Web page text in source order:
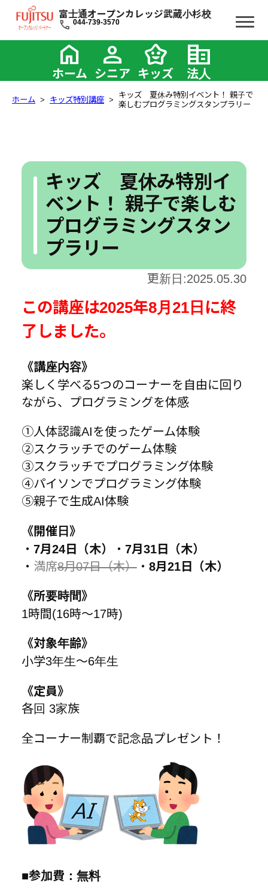
富士通オープンカレッジ武蔵小杉校
call 044-739-3570
home
ホーム
person
シニア
family_star
キッズ
corporate_fare
法人
ホーム キッズ特別講座
キッズ 夏休み特別イベント！ 親子で
楽しむプログラミングスタンプラリー
キッズ 夏休み特別イ
ベント！ 親子で楽しむ
プログラミングスタン
プラリー
更新日:2025.05.30
この講座は2025年8月21日に終
了しました。
《講座内容》
楽しく学べる5つのコーナーを自由に回り
ながら、プログラミングを体感
①人体認識AIを使ったゲーム体験
②スクラッチでのゲーム体験
③スクラッチでプログラミング体験
④パイソンでプログラミング体験
⑤親子で生成AI体験
《開催日》
・ 7月24日（木） ・ 7月31日（木）
・ 満席8月07日（木）・ 8月21日（木）
《所要時間》
1時間(16時～17時)
《対象年齢》
小学3年生～6年生
《定員》
各回 3家族
全コーナー制覇で記念品プレゼント！
■参加費：無料